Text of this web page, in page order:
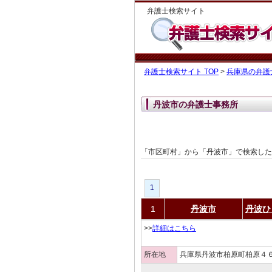
弁護士検索サイト
弁護士検索サイト TOP > 兵庫県の弁護
丹波市の弁護士事務所
「市区町村」から「丹波市」で検索し
1
1 丹波市 丹波
>>詳細はこちら
所在地 兵庫県丹波市柏原町柏原４